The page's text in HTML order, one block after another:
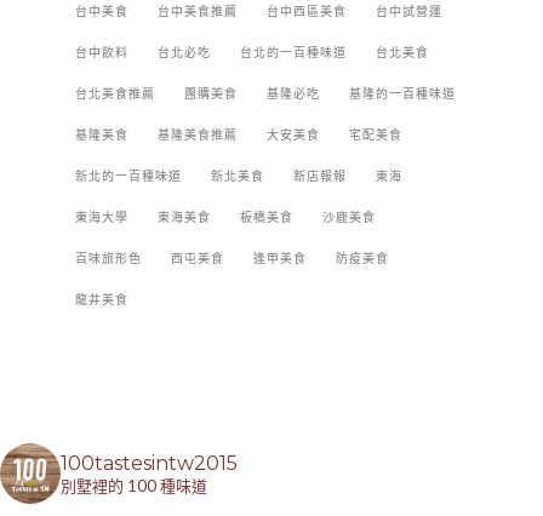
台中美食 台中美食推薦 台中西區美食 台中試營運
台中飲料 台北必吃 台北的一百種味道 台北美食
台北美食推薦 團購美食 基隆必吃 基隆的一百種味道
基隆美食 基隆美食推薦 大安美食 宅配美食
新北的一百種味道 新北美食 新店報報 東海
東海大學 東海美食 板橋美食 沙鹿美食
百味旅形色 西屯美食 逢甲美食 防疫美食
龍井美食
100tastesintw2015
別墅裡的 100 種味道